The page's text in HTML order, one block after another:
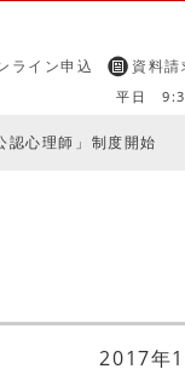
ライン申込 資料請
平日
認心理師」制度開始
2017年